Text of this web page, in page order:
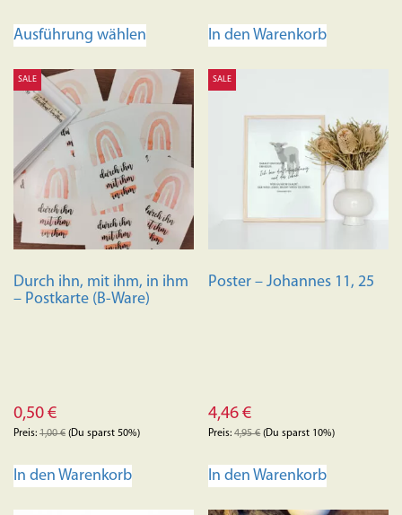
Ausführung wählen
mehrere
Varianten
auf.
Die
Optionen
können
auf
der
gewählt
werden
In den Warenkorb
SALE
Durch ihn, mit ihm, in ihm
– Postkarte (B-Ware)
0,50 €
Preis: 1,00€ (Du sparst 50%)
In den Warenkorb
SALE
Poster – Johannes 11, 25
4,46€
Preis:4,95€(Du sparst 10%)
In den Warenkorb